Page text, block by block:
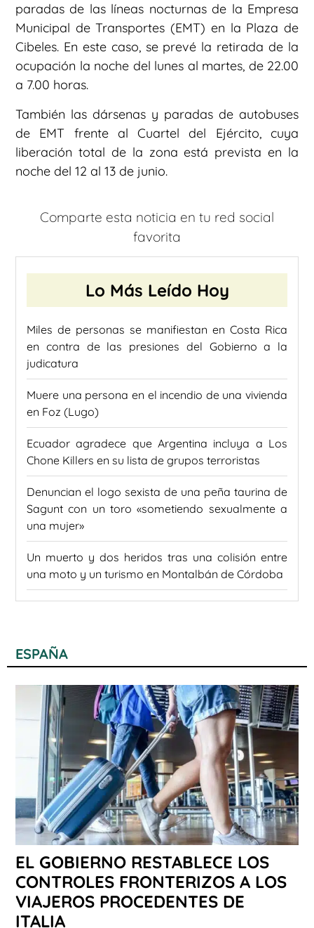
paradas de las líneas nocturnas de la Empresa
Municipal de Transportes (EMT) en la Plaza de
Cibeles. En este caso, se prevé la retirada de la
ocupación la noche del lunes al martes, de 22.00
a 7.00 horas.
También las dársenas y paradas de autobuses
de EMT frente al Cuartel del Ejército, cuya
liberación total de la zona está prevista en la
noche del 12 al 13 de junio.
Comparte esta noticia en tu red social
favorita
Lo Más Leído Hoy
Miles de personas se manifiestan en Costa Rica
en contra de las presiones del Gobierno a la
judicatura
Muere una persona en el incendio de una vivienda
en Foz (Lugo)
Ecuador agradece que Argentina incluya a Los
Chone Killers en su lista de grupos terroristas
Denuncian el logo sexista de una peña taurina de
Sagunt con un toro «sometiendo sexualmente a
una mujer»
Un muerto y dos heridos tras una colisión entre
una moto y un turismo en Montalbán de Córdoba
ESPAÑA
EL GOBIERNO RESTABLECE LOS
CONTROLES FRONTERIZOS A LOS
VIAJEROS PROCEDENTES DE
ITALIA